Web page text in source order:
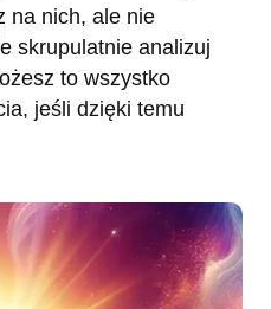
na nich, ale nie
skrupulatnie analizuj
to wszystko
jeśli dzięki temu